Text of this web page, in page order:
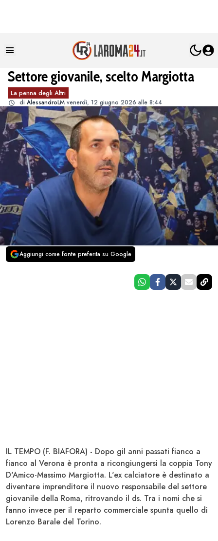
Settore giovanile, scelto Margiotta
La penna degli Altri
di AlessandroLM venerdì, 12 giugno 2026 alle 8:44
Aggiungi come fonte preferita su Google
IL TEMPO (F. BIAFORA) - Dopo gil anni passati fianco a
fianco al Verona è pronta a ricongiungersi la coppia Tony
D'Amico-Massimo Margiotta. L'ex calciatore è destinato a
diventare imprenditore il nuovo responsabile del settore
giovanile della Roma, ritrovando il ds. Tra i nomi che si
fanno invece per il reparto commerciale spunta quello di
Lorenzo Barale del Torino.